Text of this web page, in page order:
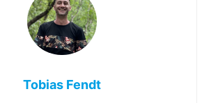
Tobias Fendt